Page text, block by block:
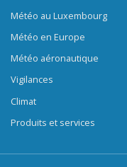
Météo au Luxembourg
Météo en Europe
Météo aéronautique
Vigilances
Climat
Produits et services